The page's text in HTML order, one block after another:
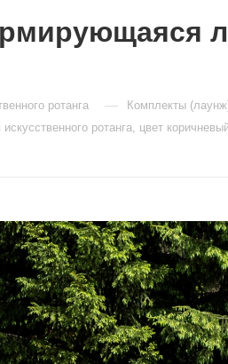
ротанга — Комплекты
ротанга, цвет